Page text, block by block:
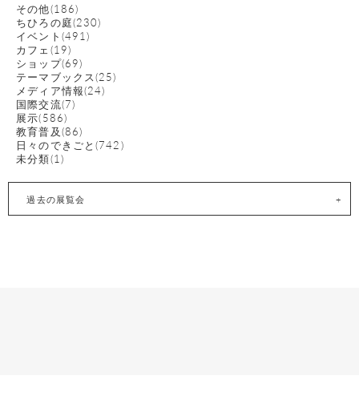
その他(186)
ちひろの庭(230)
イベント(491)
カフェ(19)
ショップ(69)
テーマブックス(25)
メディア情報(24)
国際交流(7)
展示(586)
教育普及(86)
日々のできごと(742)
未分類(1)
過去の展覧会